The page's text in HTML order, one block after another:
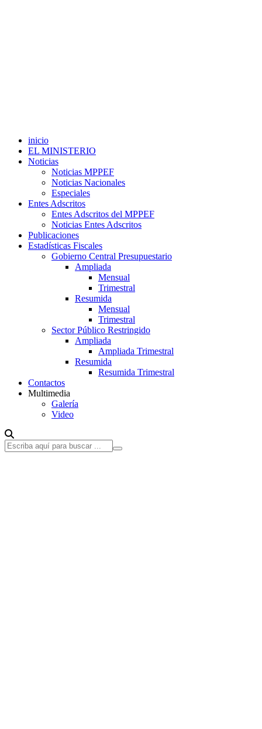
inicio
EL MINISTERIO
Noticias
Noticias MPPEF
Noticias Nacionales
Especiales
Entes Adscritos
Entes Adscritos del MPPEF
Noticias Entes Adscritos
Publicaciones
Estadísticas Fiscales
Gobierno Central Presupuestario
Ampliada
Mensual
Trimestral
Resumida
Mensual
Trimestral
Sector Público Restringido
Ampliada
Ampliada Trimestral
Resumida
Resumida Trimestral
Contactos
Multimedia
Galería
Video